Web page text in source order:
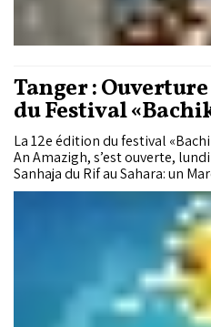
Tanger :
du Festival
La 12e édition du festival
An Amazigh, s’est ouverte,
Sanhaja du Rif au Sahara: un
affluents».